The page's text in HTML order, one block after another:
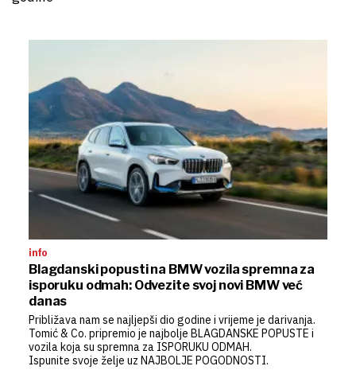
info
Blagdanski popusti na BMW vozila spremna za
isporuku odmah: Odvezite svoj novi BMW već
danas
Približava nam se najljepši dio godine i vrijeme je darivanja.
Tomić & Co. pripremio je najbolje BLAGDANSKE POPUSTE i
vozila koja su spremna za ISPORUKU ODMAH.
Ispunite svoje želje uz NAJBOLJE POGODNOSTI.